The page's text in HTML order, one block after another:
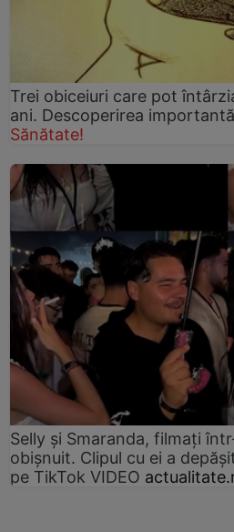
Trei obiceiuri care pot
ani. Descoperirea
Sănătate!
Selly și Smaranda, filmați
obișnuit. Clipul cu ei a
pe TikTok VIDEO